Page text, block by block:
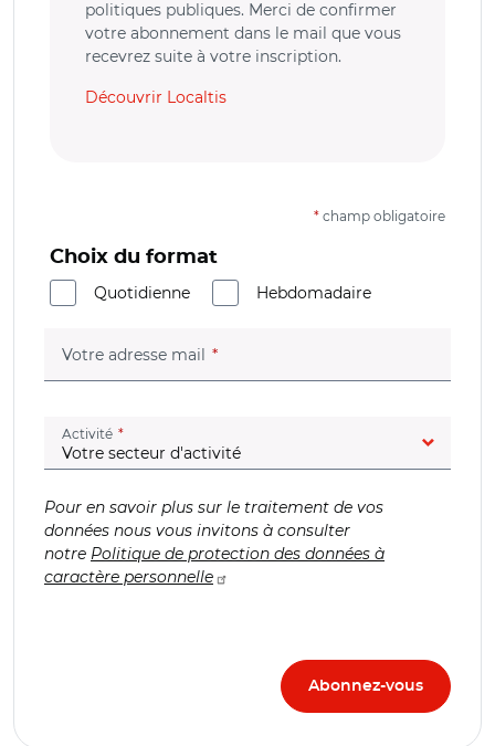
politiques publiques. Merci de confirmer
votre abonnement dans le mail que vous
recevrez suite à votre inscription.
Découvrir Localtis
* champ obligatoire
Choix du format
Quotidienne
Hebdomadaire
Votre adresse mail (champ obligatoire)
Activité (champ obligatoire)
Pour en savoir plus sur le traitement de vos
données nous vous invitons à consulter
notre Politique de protection des données à
caractère personnelle